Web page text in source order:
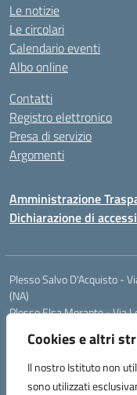
Cookies e altri
Il nostro Istituto non
sono utilizzati
Le notizie
Le circolari
Calendario eventi
Albo online
Contatti
Registro elettronico
Presa di servizio
Argomenti
Amministrazione
Dichiarazione di
Plesso Salvo D'Acquisto -
(NA)
Plesso Elsa Morante - Via
Plesso Leone - Via
Tel.:0813177304 - Mail: